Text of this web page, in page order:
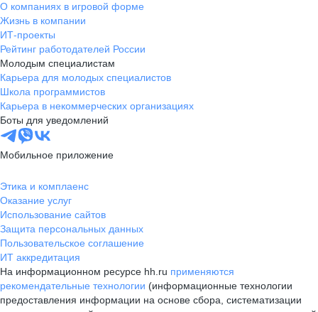
О компаниях в игровой форме
Жизнь в компании
ИТ-проекты
Рейтинг работодателей России
Молодым специалистам
Карьера для молодых специалистов
Школа программистов
Карьера в некоммерческих организациях
Боты для уведомлений
Мобильное приложение
Этика и комплаенс
Оказание услуг
Использование сайтов
Защита персональных данных
Пользовательское соглашение
ИТ аккредитация
На информационном ресурсе hh.ru применяются
рекомендательные технологии (информационные технологии
предоставления информации на основе сбора, систематизации